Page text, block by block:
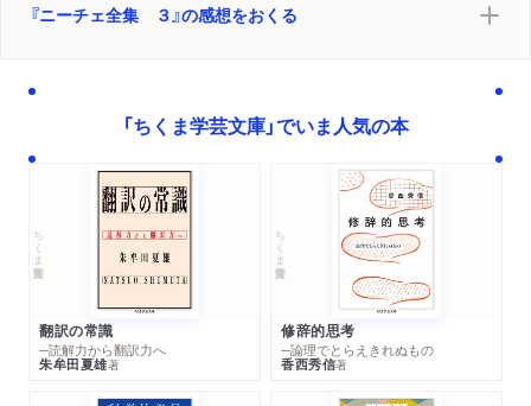
『ニーチェ全集 ３』の感想をおくる
「ちくま学芸文庫」でいま人気の本
ちくま学芸文庫
翻訳の常識
─読解力から翻訳力へ
朱牟田夏雄著
ちくま学芸文庫
修辞的思考
─論理でとらえきれぬもの
香西秀信著